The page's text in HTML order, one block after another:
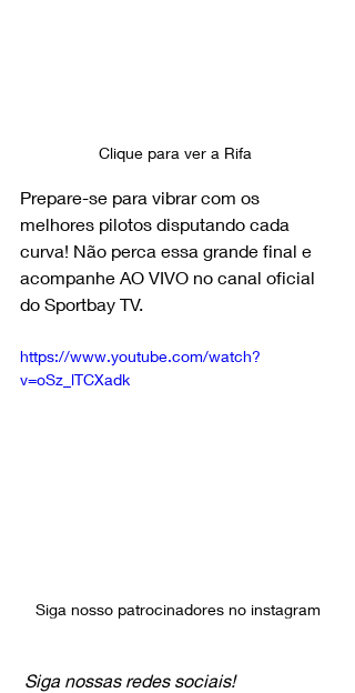
Clique para ver a Rifa
Prepare-se para vibrar com os
melhores pilotos disputando cada
curva! Não perca essa grande final e
acompanhe AO VIVO no canal oficial
do Sportbay TV.
https://www.youtube.com/watch?
v=oSz_lTCXadk
Siga nosso patrocinadores no instagram
Siga nossas redes sociais!